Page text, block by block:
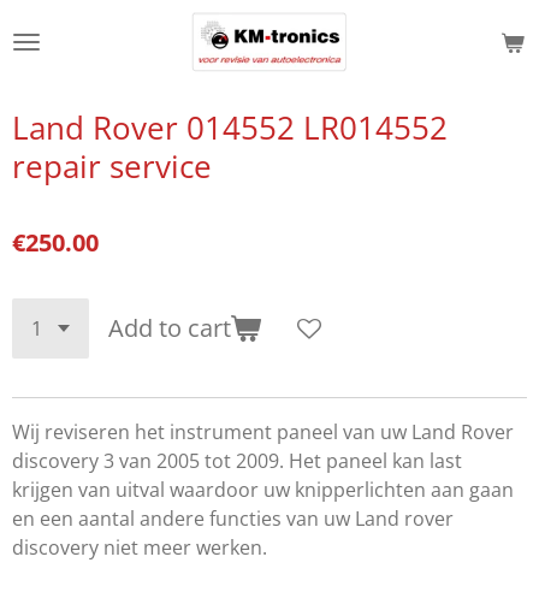
to
content
Land Rover 014552 LR014552
repair service
€250.00
Add to cart
Wij reviseren het instrument paneel van uw Land Rover
discovery 3 van 2005 tot 2009. Het paneel kan last
krijgen van uitval waardoor uw knipperlichten aan gaan
en een aantal andere functies van uw Land rover
discovery niet meer werken.